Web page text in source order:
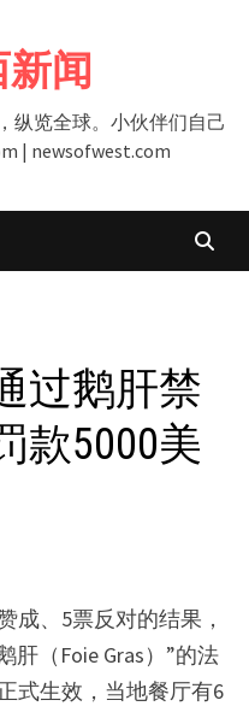
闻
纵览全球。小伙伴们自己
| newsofwest.com
过鹅肝禁
款5000美
成、5票反对的结果，
肝（Foie Gras）”的法
式生效，当地餐厅有6